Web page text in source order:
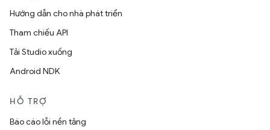
Hướng dẫn cho nhà phát triển
Tham chiếu API
Tải Studio xuống
Android NDK
HỖ TRỢ
Báo cáo lỗi nền tảng